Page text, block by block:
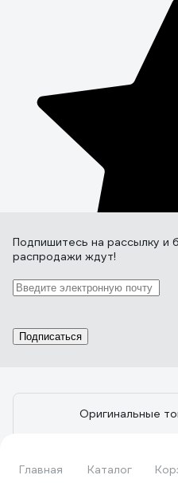
Главная Каталог
Подпишитесь на рассылку и
распродажи ждут!
Подписаться
Оригинальные